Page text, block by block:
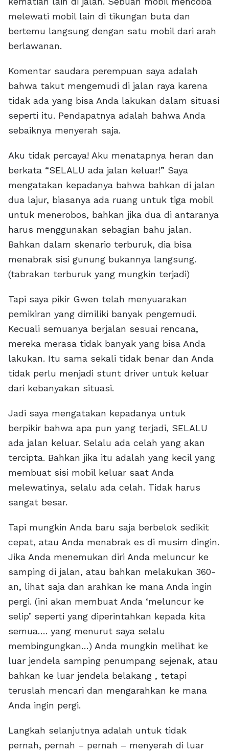
melewati mobil lain di tikungan buta dan
bertemu langsung dengan satu mobil dari arah
berlawanan.
Komentar saudara perempuan saya adalah
bahwa takut mengemudi di jalan raya karena
tidak ada yang bisa Anda lakukan dalam situasi
seperti itu. Pendapatnya adalah bahwa Anda
sebaiknya menyerah saja.
Aku tidak percaya! Aku menatapnya heran dan
berkata “SELALU ada jalan keluar!” Saya
mengatakan kepadanya bahwa bahkan di jalan
dua lajur, biasanya ada ruang untuk tiga mobil
untuk menerobos, bahkan jika dua di antaranya
harus menggunakan sebagian bahu jalan.
Bahkan dalam skenario terburuk, dia bisa
menabrak sisi gunung bukannya langsung.
(tabrakan terburuk yang mungkin terjadi)
Tapi saya pikir Gwen telah menyuarakan
pemikiran yang dimiliki banyak pengemudi.
Kecuali semuanya berjalan sesuai rencana,
mereka merasa tidak banyak yang bisa Anda
lakukan. Itu sama sekali tidak benar dan Anda
tidak perlu menjadi stunt driver untuk keluar
dari kebanyakan situasi.
Jadi saya mengatakan kepadanya untuk
berpikir bahwa apa pun yang terjadi, SELALU
ada jalan keluar. Selalu ada celah yang akan
tercipta. Bahkan jika itu adalah yang kecil yang
membuat sisi mobil keluar saat Anda
melewatinya, selalu ada celah. Tidak harus
sangat besar.
Tapi mungkin Anda baru saja berbelok sedikit
cepat, atau Anda menabrak es di musim dingin.
Jika Anda menemukan diri Anda meluncur ke
samping di jalan, atau bahkan melakukan 360-
an, lihat saja dan arahkan ke mana Anda ingin
pergi. (ini akan membuat Anda ‘meluncur ke
selip’ seperti yang diperintahkan kepada kita
semua…. yang menurut saya selalu
membingungkan…) Anda mungkin melihat ke
luar jendela samping penumpang sejenak, atau
bahkan ke luar jendela belakang , tetapi
teruslah mencari dan mengarahkan ke mana
Anda ingin pergi.
Langkah selanjutnya adalah untuk tidak
pernah, pernah – pernah – menyerah di luar